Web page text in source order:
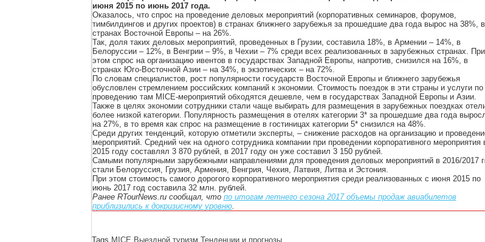
стали
чаще
мероприятия
в
странах
ближнего
зарубежья
и
Восточной
Европы
июня 2015 по июнь 2017 года.
Оказалось, что спрос на проведение деловых мероприятий (корпоративных семинаров, форумов,
тимбилдингов и других проектов) в странах ближнего зарубежья за прошедшие два года вырос на 38%, в
странах Восточной Европы – на 26%.
Так, доля таких деловых мероприятий, проведенных в Грузии, составила 18%, в Армении – 14%, в
Белоруссии – 12%, в Венгрии – 9%, в Чехии – 7% среди всех реализованных в зарубежных странах. При
этом спрос на организацию ивентов в государствах Западной Европы, напротив, снизился на 16%, в
странах Юго-Восточной Азии – на 34%, в экзотических – на 72%.
По словам специалистов, рост популярности государств Восточной Европы и ближнего зарубежья
обусловлен стремлением российских компаний к экономии. Стоимость поездок в эти страны и услуги по
проведению там MICE-мероприятий обходятся дешевле, чем в государствах Западной Европы и Азии.
Также в целях экономии сотрудники стали чаще выбирать для размещения в зарубежных поездках
более низкой категории. Популярность размещения в отелях категории 3* за прошедшие два года
на 27%, в то время как спрос на размещение в гостиницах категории 5* снизился на 48%.
Среди других тенденций, которую отметили эксперты, – снижение расходов на организацию и
мероприятий. Средний чек на одного сотрудника компании при проведении корпоративного мероприятия
2015 году составлял 3 870 рублей, в 2017 году он уже составил 3 150 рублей.
Cамыми популярными зарубежными направлениями для проведения деловых мероприятий в 2016/2017
стали Белоруссия, Грузия, Армения, Венгрия, Чехия, Латвия, Литва и Эстония.
При этом стоимость самого дорогого корпоративного мероприятия среди реализованных с июня 2015 по
июнь 2017 год составила 32 млн. рублей.
Ранее RTourNews.ru сообщал, что по итогам летнего сезона 2017 объемы продаж авиабилетов
приблизились к докризисному уровню.
Tags MICE Выездной туризм Тенденции и прогнозы